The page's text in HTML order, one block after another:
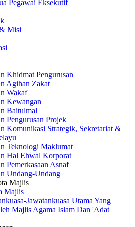
Pegawai Eksekutif
Misi
Khidmat Pengurusan
Agihan Zakat
Wakaf
Kewangan
Baitulmal
Pengurusan Projek
Komunikasi Strategik, Sekretariat &
Teknologi Maklumat
Hal Ehwal Korporat
Pemerkasaan Asnaf
Undang-Undang
Majlis
Majlis
Jawatankuasa Utama Yang
Majlis Agama Islam Dan 'Adat